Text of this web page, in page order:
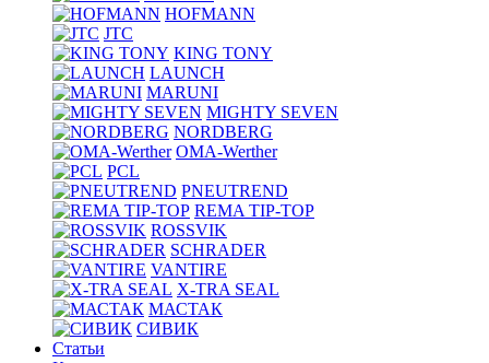
HOFMANN
JTC
KING TONY
LAUNCH
MARUNI
MIGHTY SEVEN
NORDBERG
OMA-Werther
PCL
PNEUTREND
REMA TIP-TOP
ROSSVIK
SCHRADER
VANTIRE
X-TRA SEAL
МАСТАК
СИВИК
Статьи